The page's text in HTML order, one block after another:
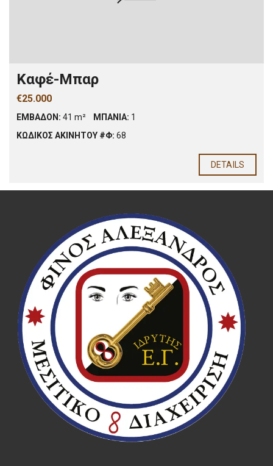
Καφέ-Μπαρ
€25.000
ΕΜΒΑΔΟΝ: 41 m² ΜΠΑΝΙΑ: 1
ΚΩΔΙΚΟΣ ΑΚΙΝΗΤΟΥ #Φ: 68
DETAILS